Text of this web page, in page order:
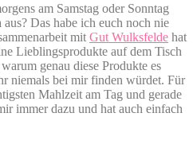
am Samstag oder Sonntag
aus? Das habe ich euch noch nie
mit Gut Wulksfelde hat
Lieblingsprodukte auf dem Tisch
genau diese Produkte es
niemals bei mir finden würdet. Für
Mahlzeit am Tag und gerade
immer dazu und hat auch einfach